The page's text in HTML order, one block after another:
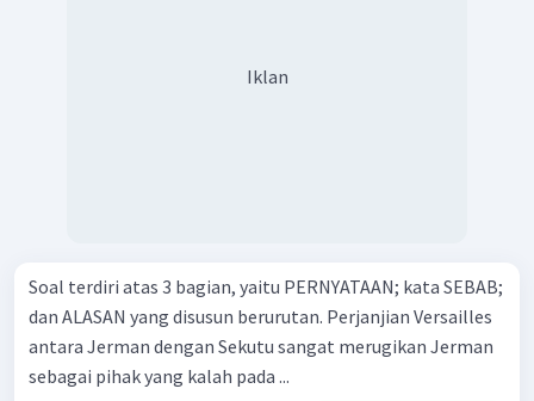
Iklan
Soal terdiri atas 3 bagian, yaitu PERNYATAAN; kata SEBAB;
dan ALASAN yang disusun berurutan. Perjanjian Versailles
antara Jerman dengan Sekutu sangat merugikan Jerman
sebagai pihak yang kalah pada ...